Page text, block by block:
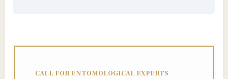
CALL FOR ENTOMOLOGICAL EXPERTS